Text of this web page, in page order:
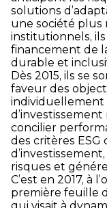
solutions
une société plus
institutionnels,
financement de
durable et
Dès 2015, ils se
faveur des
individuellement
d’investissement
concilier
des critères ESG
risques et
C’est en 2017, à
première feuille
qui visait à